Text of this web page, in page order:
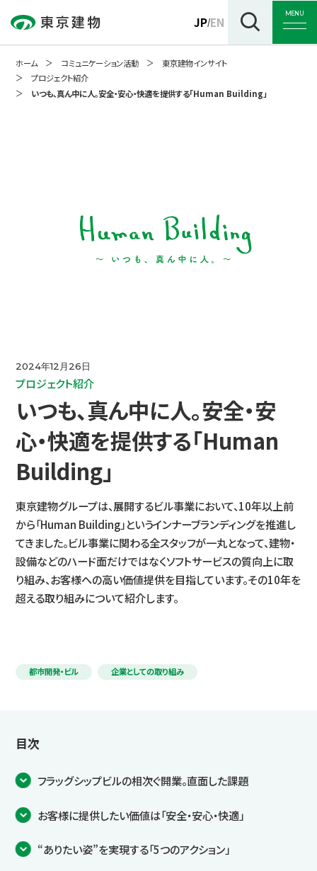
事業紹介
コミュニケーション活動
ニュース
お問い合わせ
JP/EN
MENU
ホーム コミュニケーション活動
東京建物インサイト
プロジェクト紹介
いつも、真ん中に人。安全・安心・快適を提供する「Human Building」
2024年12月26日
プロジェクト紹介
いつも、真ん中に人。安全・安
心・快適を提供する「Human
Building」
東京建物グループは、展開するビル事業において、10年以上前
から「Human Building」というインナーブランディングを推進し
てきました。ビル事業に関わる全スタッフが一丸となって、建物・
設備などのハード面だけではなくソフトサービスの質向上に取
り組み、お客様への高い価値提供を目指しています。その10年を
超える取り組みについて紹介します。
都市開発・ビル 企業としての取り組み
目次
フラッグシップビルの相次ぐ開業。直面した課題
お客様に提供したい価値は「安全・安心・快適」
“ありたい姿”を実現する「5つのアクション」